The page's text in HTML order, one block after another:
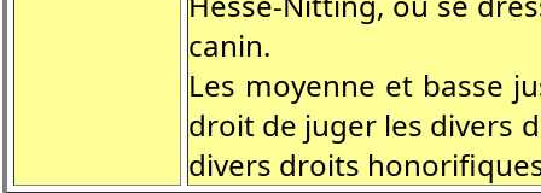
canin.
Les moyenne et basse
droit de juger les divers
divers droits